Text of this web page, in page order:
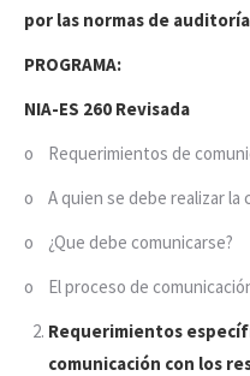
por las normas de
PROGRAMA:
NIA-ES 260 Revisada
o Requerimientos de
o A quien se debe realizar la
o ¿Que debe comunicarse?
o El proceso de
Requerimientos
comunicación con los